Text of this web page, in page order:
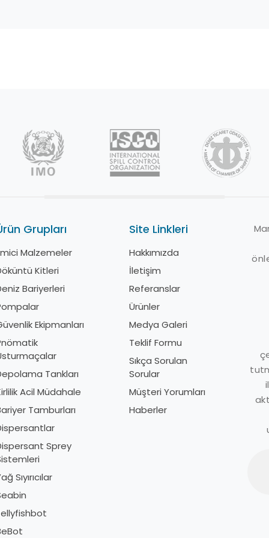
Grupları
Malzemeler
Kitleri
Bariyerleri
Ekipmanları
Tankları
Acil Müdahale
Tamburları
Sprey
Sıyırıcılar
Site Linkleri
Hakkımızda
İletişim
Referanslar
Ürünler
Medya Galeri
Teklif Formu
Sıkça Sorulan
Sorular
Müşteri Yorumları
Haberler